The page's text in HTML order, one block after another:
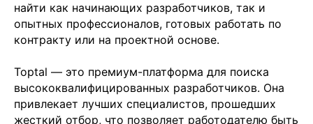
найти как начинающих разработчиков, так и
опытных профессионалов, готовых работать по
контракту или на проектной основе.
Toptal — это премиум-платформа для поиска
высококвалифицированных разработчиков. Она
привлекает лучших специалистов, прошедших
жесткий отбор, что позволяет работодателю быть